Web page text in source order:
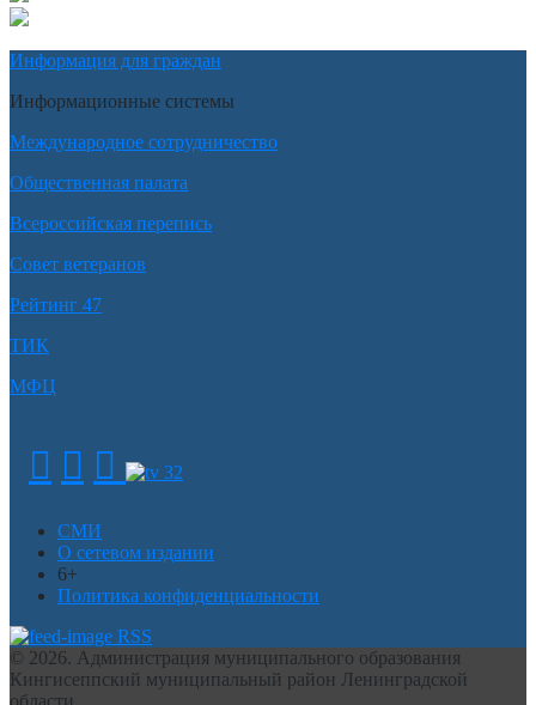
Информация для граждан
Информационные системы
Международное сотрудничество
Общественная палата
Всероссийская перепись
Совет ветеранов
Рейтинг 47
ТИК
МФЦ
СМИ
О сетевом издании
6+
Политика конфиденциальности
RSS
© 2026. Администрация муниципального образования
Кингисеппский муниципальный район Ленинградской
области